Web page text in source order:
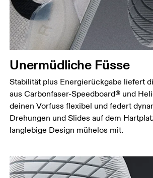
Unermüdliche Füsse
Stabilität plus Energierückgabe liefert
aus Carbonfaser-Speedboard® und
deinen Vorfuss flexibel und federt
Drehungen und Slides auf dem
langlebige Design mühelos mit.